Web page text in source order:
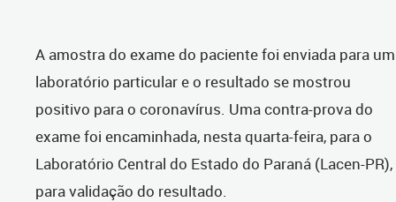
A amostra do exame do paciente foi enviada para um
laboratório particular e o resultado se mostrou
positivo para o coronavírus. Uma contra-prova do
exame foi encaminhada, nesta quarta-feira, para o
Laboratório Central do Estado do Paraná (Lacen-PR),
para validação do resultado.